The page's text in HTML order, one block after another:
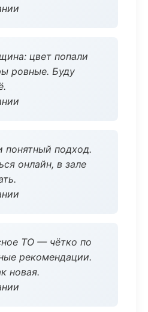
цвет попали
ровные. Буду
подход.
онлайн, в зале
ТО — чётко по
рекомендации.
новая.